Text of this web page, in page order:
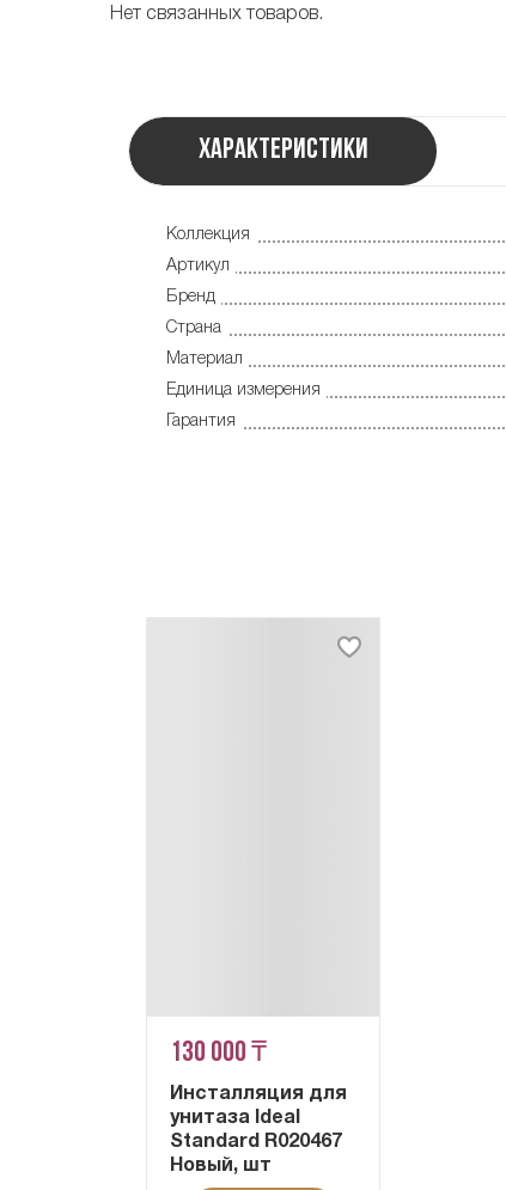
Нет связанных товаров.
Характеристики
Коллекция
Артикул
Бренд
Страна
Материал
Единица измерения
Гарантия
130 000 ₸
Инсталляция для
унитаза Ideal
Standard R020467
Новый, шт